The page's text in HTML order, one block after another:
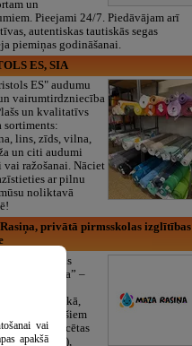
un
Pieejami 24/7. Piedāvājam arī
autentiskas tautiskās segas
piemiņas godināšanai.
ES, SIA
ES" audumu
vairumtirdzniecība
un kvalitatīvs
sortiments:
lins, zīds, vilna,
un citi audumi
vai ražošanai. Nāciet
ar pilnu
noliktavā
privātā pirmsskolas izglītības
izglītības
“Maza Rasiņa” –
Zasulaukā,
no 10 mēnešiem
Licencētas
(LV/RU),
vai
apakšā